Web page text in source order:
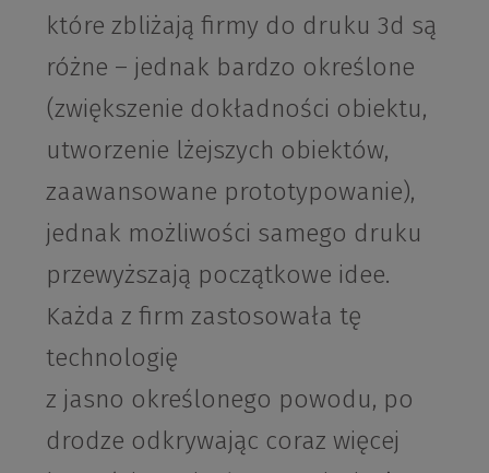
które zbliżają firmy do druku 3d są
różne – jednak bardzo określone
(zwiększenie dokładności obiektu,
utworzenie lżejszych obiektów,
zaawansowane prototypowanie),
jednak możliwości samego druku
przewyższają początkowe idee.
Każda z firm zastosowała tę
technologię
z jasno określonego powodu, po
drodze odkrywając coraz więcej